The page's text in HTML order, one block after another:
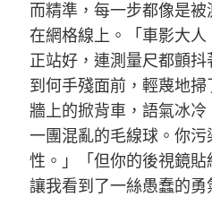
而精準，每一步都像是
在網格線上。「車影大
正站好，連測量尺都顫
到何手殘面前，輕蔑地
牆上的掀背車，語氣冰
一團混亂的毛線球。你
性。」「但你的後視鏡
讓我看到了一絲愚蠢的